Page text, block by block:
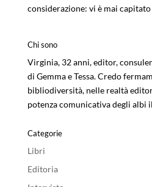
considerazione: vi è mai
Chi sono
Virginia, 32 anni, editor,
di Gemma e Tessa. Credo
bibliodiversità, nelle realtà
potenza comunicativa degli albi
Categorie
Libri
Editoria